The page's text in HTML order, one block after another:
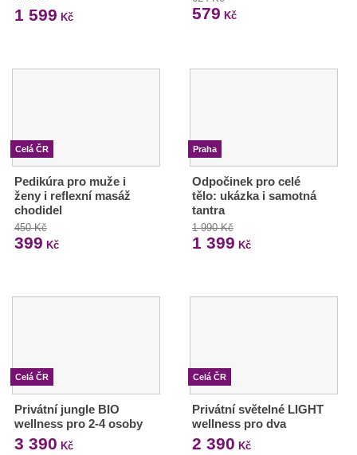
1 599 Kč 579 Kč
Celá ČR
Pedikúra pro muže i
ženy i reflexní masáž
chodidel
450 Kč
399 Kč
Praha
Odpočinek pro celé
tělo: ukázka i samotná
tantra
1 990 Kč
1 399 Kč
Celá ČR
Privátní jungle BIO
wellness pro 2-4 osoby
3 390 Kč
Celá ČR
Privátní světelné LIGHT
wellness pro dva
2 390 Kč